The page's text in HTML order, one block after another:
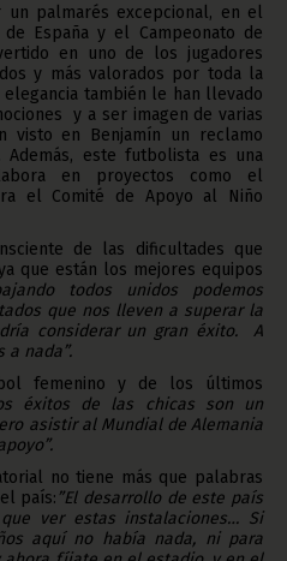
un palmarés excepcional, en el
España y el Campeonato de
en uno de los jugadores
y más valorados por toda la
también le han llevado
y a ser imagen de varias
visto en Benjamín un reclamo
este futbolista es una
en proyectos como el
el Comité de Apoyo al Niño
de las dificultades que
que están los mejores equipos
todos unidos podemos
que nos lleven a superar la
considerar un gran éxito. A
nada”.
femenino y de los últimos
éxitos de las chicas son un
asistir al Mundial de Alemania
no tiene más que palabras
país: ”El desarrollo de este país
ver estas instalaciones… Si
aquí no había nada, ni para